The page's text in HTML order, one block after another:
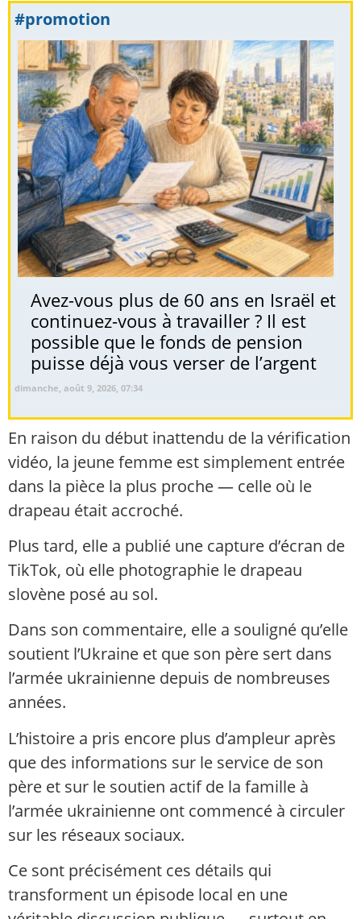
#promotion
Avez-vous plus de 60 ans en Israël et
continuez-vous à travailler ? Il est
possible que le fonds de pension
puisse déjà vous verser de l’argent
dimanche, août 9, 2026, 07:34
En raison du début inattendu de la vérification
vidéo, la jeune femme est simplement entrée
dans la pièce la plus proche — celle où le
drapeau était accroché.
Plus tard, elle a publié une capture d’écran de
TikTok, où elle photographie le drapeau
slovène posé au sol.
Dans son commentaire, elle a souligné qu’elle
soutient l’Ukraine et que son père sert dans
l’armée ukrainienne depuis de nombreuses
années.
L’histoire a pris encore plus d’ampleur après
que des informations sur le service de son
père et sur le soutien actif de la famille à
l’armée ukrainienne ont commencé à circuler
sur les réseaux sociaux.
Ce sont précisément ces détails qui
transforment un épisode local en une